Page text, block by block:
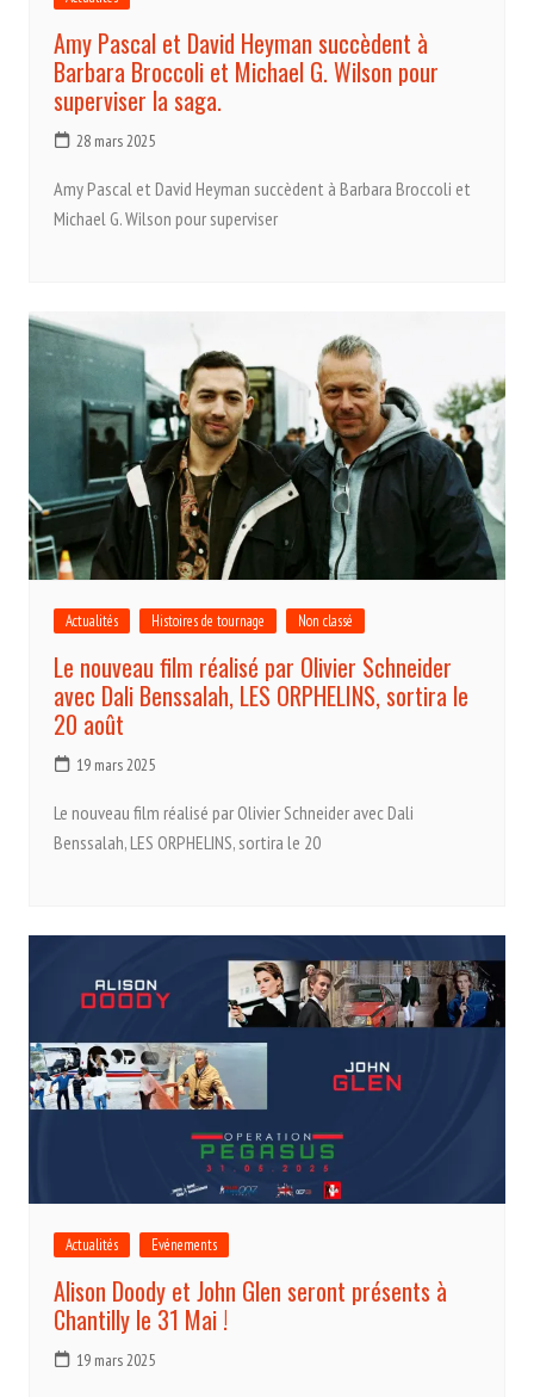
Amy Pascal et David Heyman succèdent à
Barbara Broccoli et Michael G. Wilson pour
superviser la saga.
28 mars 2025
Amy Pascal et David Heyman succèdent à Barbara Broccoli et
Michael G. Wilson pour superviser
Actualités Histoires de tournage Non classé
Le nouveau film réalisé par Olivier Schneider
avec Dali Benssalah, LES ORPHELINS, sortira le
20 août
19 mars 2025
Le nouveau film réalisé par Olivier Schneider avec Dali
Benssalah, LES ORPHELINS, sortira le 20
Actualités Evénements
Alison Doody et John Glen seront présents à
Chantilly le 31 Mai !
19 mars 2025